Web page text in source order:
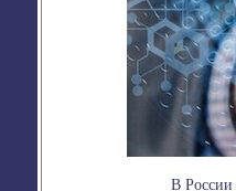
В России